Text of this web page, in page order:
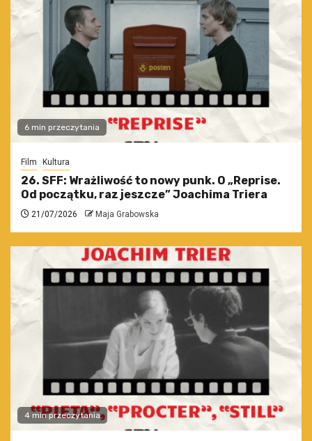
6 min przeczytania
Film Kultura
26. SFF: Wrażliwość to nowy punk. O „Reprise.
Od początku, raz jeszcze” Joachima Triera
21/07/2026 Maja Grabowska
4 min przeczytania